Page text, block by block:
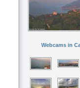
Webcams in